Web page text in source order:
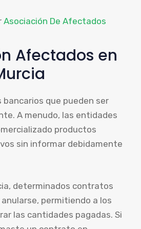
Asociación De Afectados
Afectados en
que pueden ser
A menudo, las entidades
productos
sin informar debidamente
determinados contratos
permitiendo a los
las cantidades pagadas. Si